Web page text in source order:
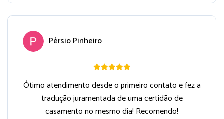
Pérsio Pinheiro
Ótimo atendimento desde o primeiro contato e fez a
tradução juramentada de uma certidão de
casamento no mesmo dia! Recomendo!